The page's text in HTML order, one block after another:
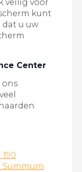
veilig voor
kunt
dat u uw
Center
ons